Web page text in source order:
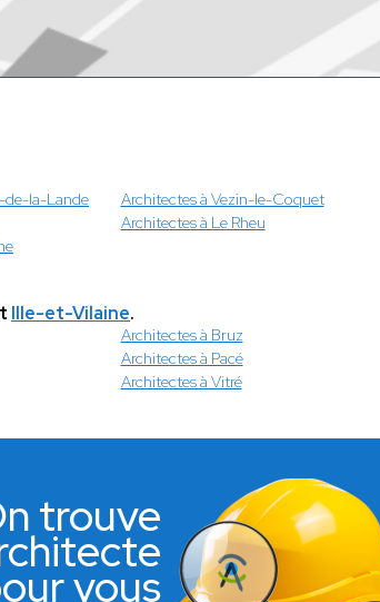
de-la-Lande Architectes à Vezin-le-Coquet
Architectes à Le Rheu
Ille-et-Vilaine.
Architectes à Bruz
Architectes à Pacé
Architectes à Vitré
trouve
vous